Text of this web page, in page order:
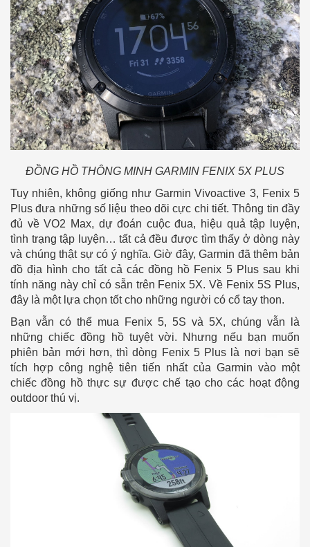
ĐỒNG HỒ THÔNG MINH GARMIN FENIX 5X PLUS
Tuy nhiên, không giống như Garmin Vivoactive 3, Fenix 5
Plus đưa những số liệu theo dõi cực chi tiết. Thông tin đầy
đủ về VO2 Max, dự đoán cuộc đua, hiệu quả tập luyện,
tình trạng tập luyện… tất cả đều được tìm thấy ở dòng này
và chúng thật sự có ý nghĩa. Giờ đây, Garmin đã thêm bản
đồ địa hình cho tất cả các đồng hồ Fenix 5 Plus sau khi
tính năng này chỉ có sẵn trên Fenix 5X. Về Fenix 5S Plus,
đây là một lựa chọn tốt cho những người có cổ tay thon.
Bạn vẫn có thể mua Fenix 5, 5S và 5X, chúng vẫn là
những chiếc đồng hồ tuyệt vời. Nhưng nếu bạn muốn
phiên bản mới hơn, thì dòng Fenix 5 Plus là nơi bạn sẽ
tích hợp công nghệ tiên tiến nhất của Garmin vào một
chiếc đồng hồ thực sự được chế tạo cho các hoạt động
outdoor thú vị.